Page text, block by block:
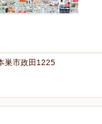
巣市政田1225